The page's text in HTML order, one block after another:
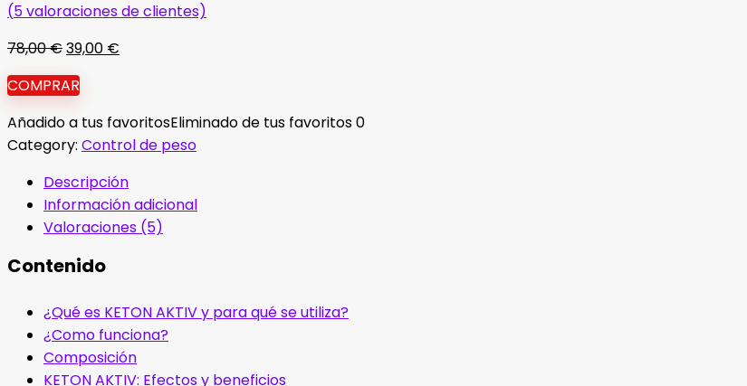
(5valoraciones de clientes)
78,00€El
precio
original
era:
78,00 €.
39,00 €
es:
39,00 €.
COMPRAR
Añadido a tus favoritosEliminado de tus favoritos0
Category: Control de peso
Descripción
Información adicional
Valoraciones (5)
Contenido
¿Qué es KETON AKTIV y para qué se utiliza?
¿Como funciona?
Composición
KETON AKTIV: Efectos y beneficios